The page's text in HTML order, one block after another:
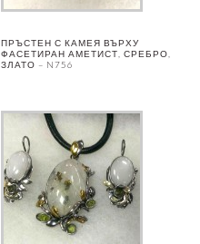
ПРЪСТЕН С КАМЕЯ ВЪРХУ
ФАСЕТИРАН АМЕТИСТ, СРЕБРО,
ЗЛАТО – N756